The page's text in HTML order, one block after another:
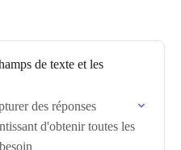
de texte et les
des réponses
d'obtenir toutes les